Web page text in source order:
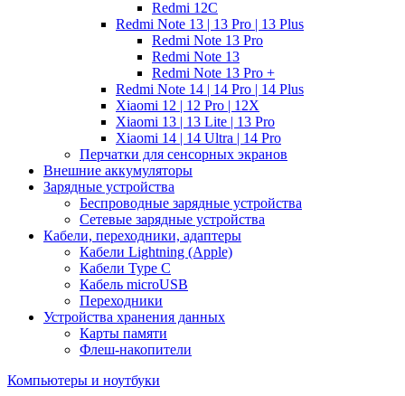
Redmi 12C
Redmi Note 13 | 13 Pro | 13 Plus
Redmi Note 13 Pro
Redmi Note 13
Redmi Note 13 Pro +
Redmi Note 14 | 14 Pro | 14 Plus
Xiaomi 12 | 12 Pro | 12X
Xiaomi 13 | 13 Lite | 13 Pro
Xiaomi 14 | 14 Ultra | 14 Pro
Перчатки для сенсорных экранов
Внешние аккумуляторы
Зарядные устройства
Беспроводные зарядные устройства
Сетевые зарядные устройства
Кабели, переходники, адаптеры
Кабели Lightning (Apple)
Кабели Type C
Кабель microUSB
Переходники
Устройства хранения данных
Карты памяти
Флеш-накопители
Компьютеры и ноутбуки